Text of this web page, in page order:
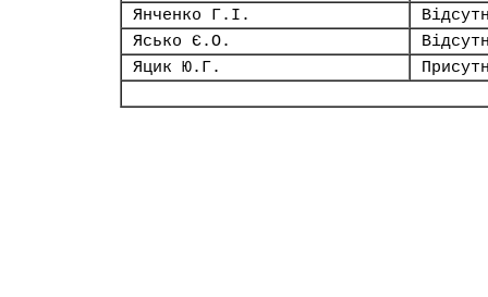
Янченко Г.І.
Ясько Є.О.
Яцик Ю.Г.